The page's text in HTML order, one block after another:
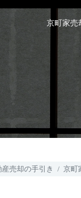
京町家売
産売却の手引き 京町